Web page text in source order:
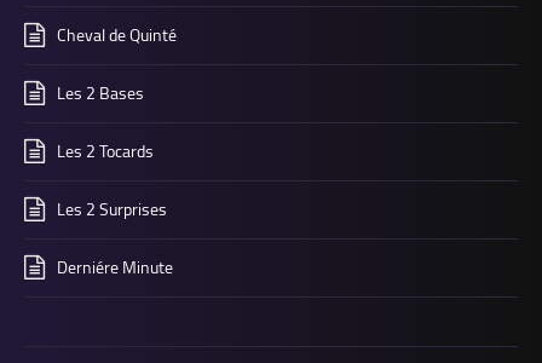
Cheval de Quinté
Les 2 Bases
Les 2 Tocards
Les 2 Surprises
Derniére Minute